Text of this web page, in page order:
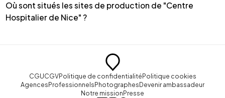
Où sont situés les sites de production de "Centre
Hospitalier de Nice" ?
CGUCGVPolitique de confidentialitéPolitique cookies
AgencesProfessionnelsPhotographesDevenir ambassadeur
Notre missionPresse